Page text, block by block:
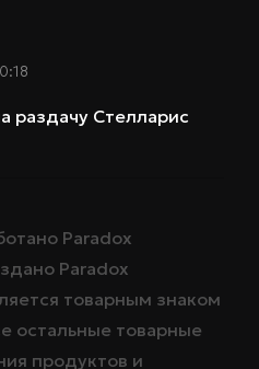
раздачу Стелларис
Paradox
Paradox
товарным знаком
остальные товарные
продуктов и